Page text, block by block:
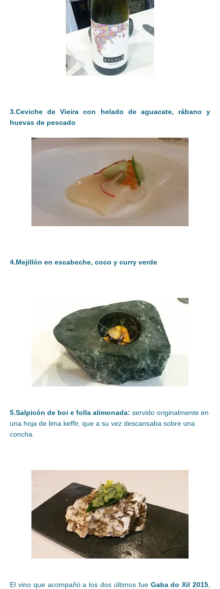
3.Ceviche de Vieira con helado de aguacate, rábano y
huevas de pescado
4.Mejillón en escabeche, coco y curry verde
5.Salpicón de boi e folla alimonada: servido originalmente en
una hoja de lima keffir, que a su vez descansaba sobre una
concha.
El vino que acompañó a los dos últimos fue Gaba do Xil 2015